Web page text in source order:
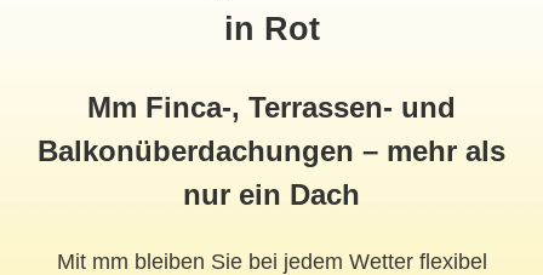
in Rot
Mm Finca-, Terrassen- und
Balkonüberdachungen – mehr als
nur ein Dach
Mit mm bleiben Sie bei jedem Wetter flexibel